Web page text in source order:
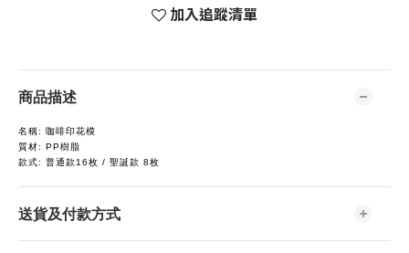
加入追蹤清單
商品描述
名稱: 咖啡印花模
質材: PP樹脂
款式: 普通款16枚 / 聖誕款 8枚
送貨及付款方式